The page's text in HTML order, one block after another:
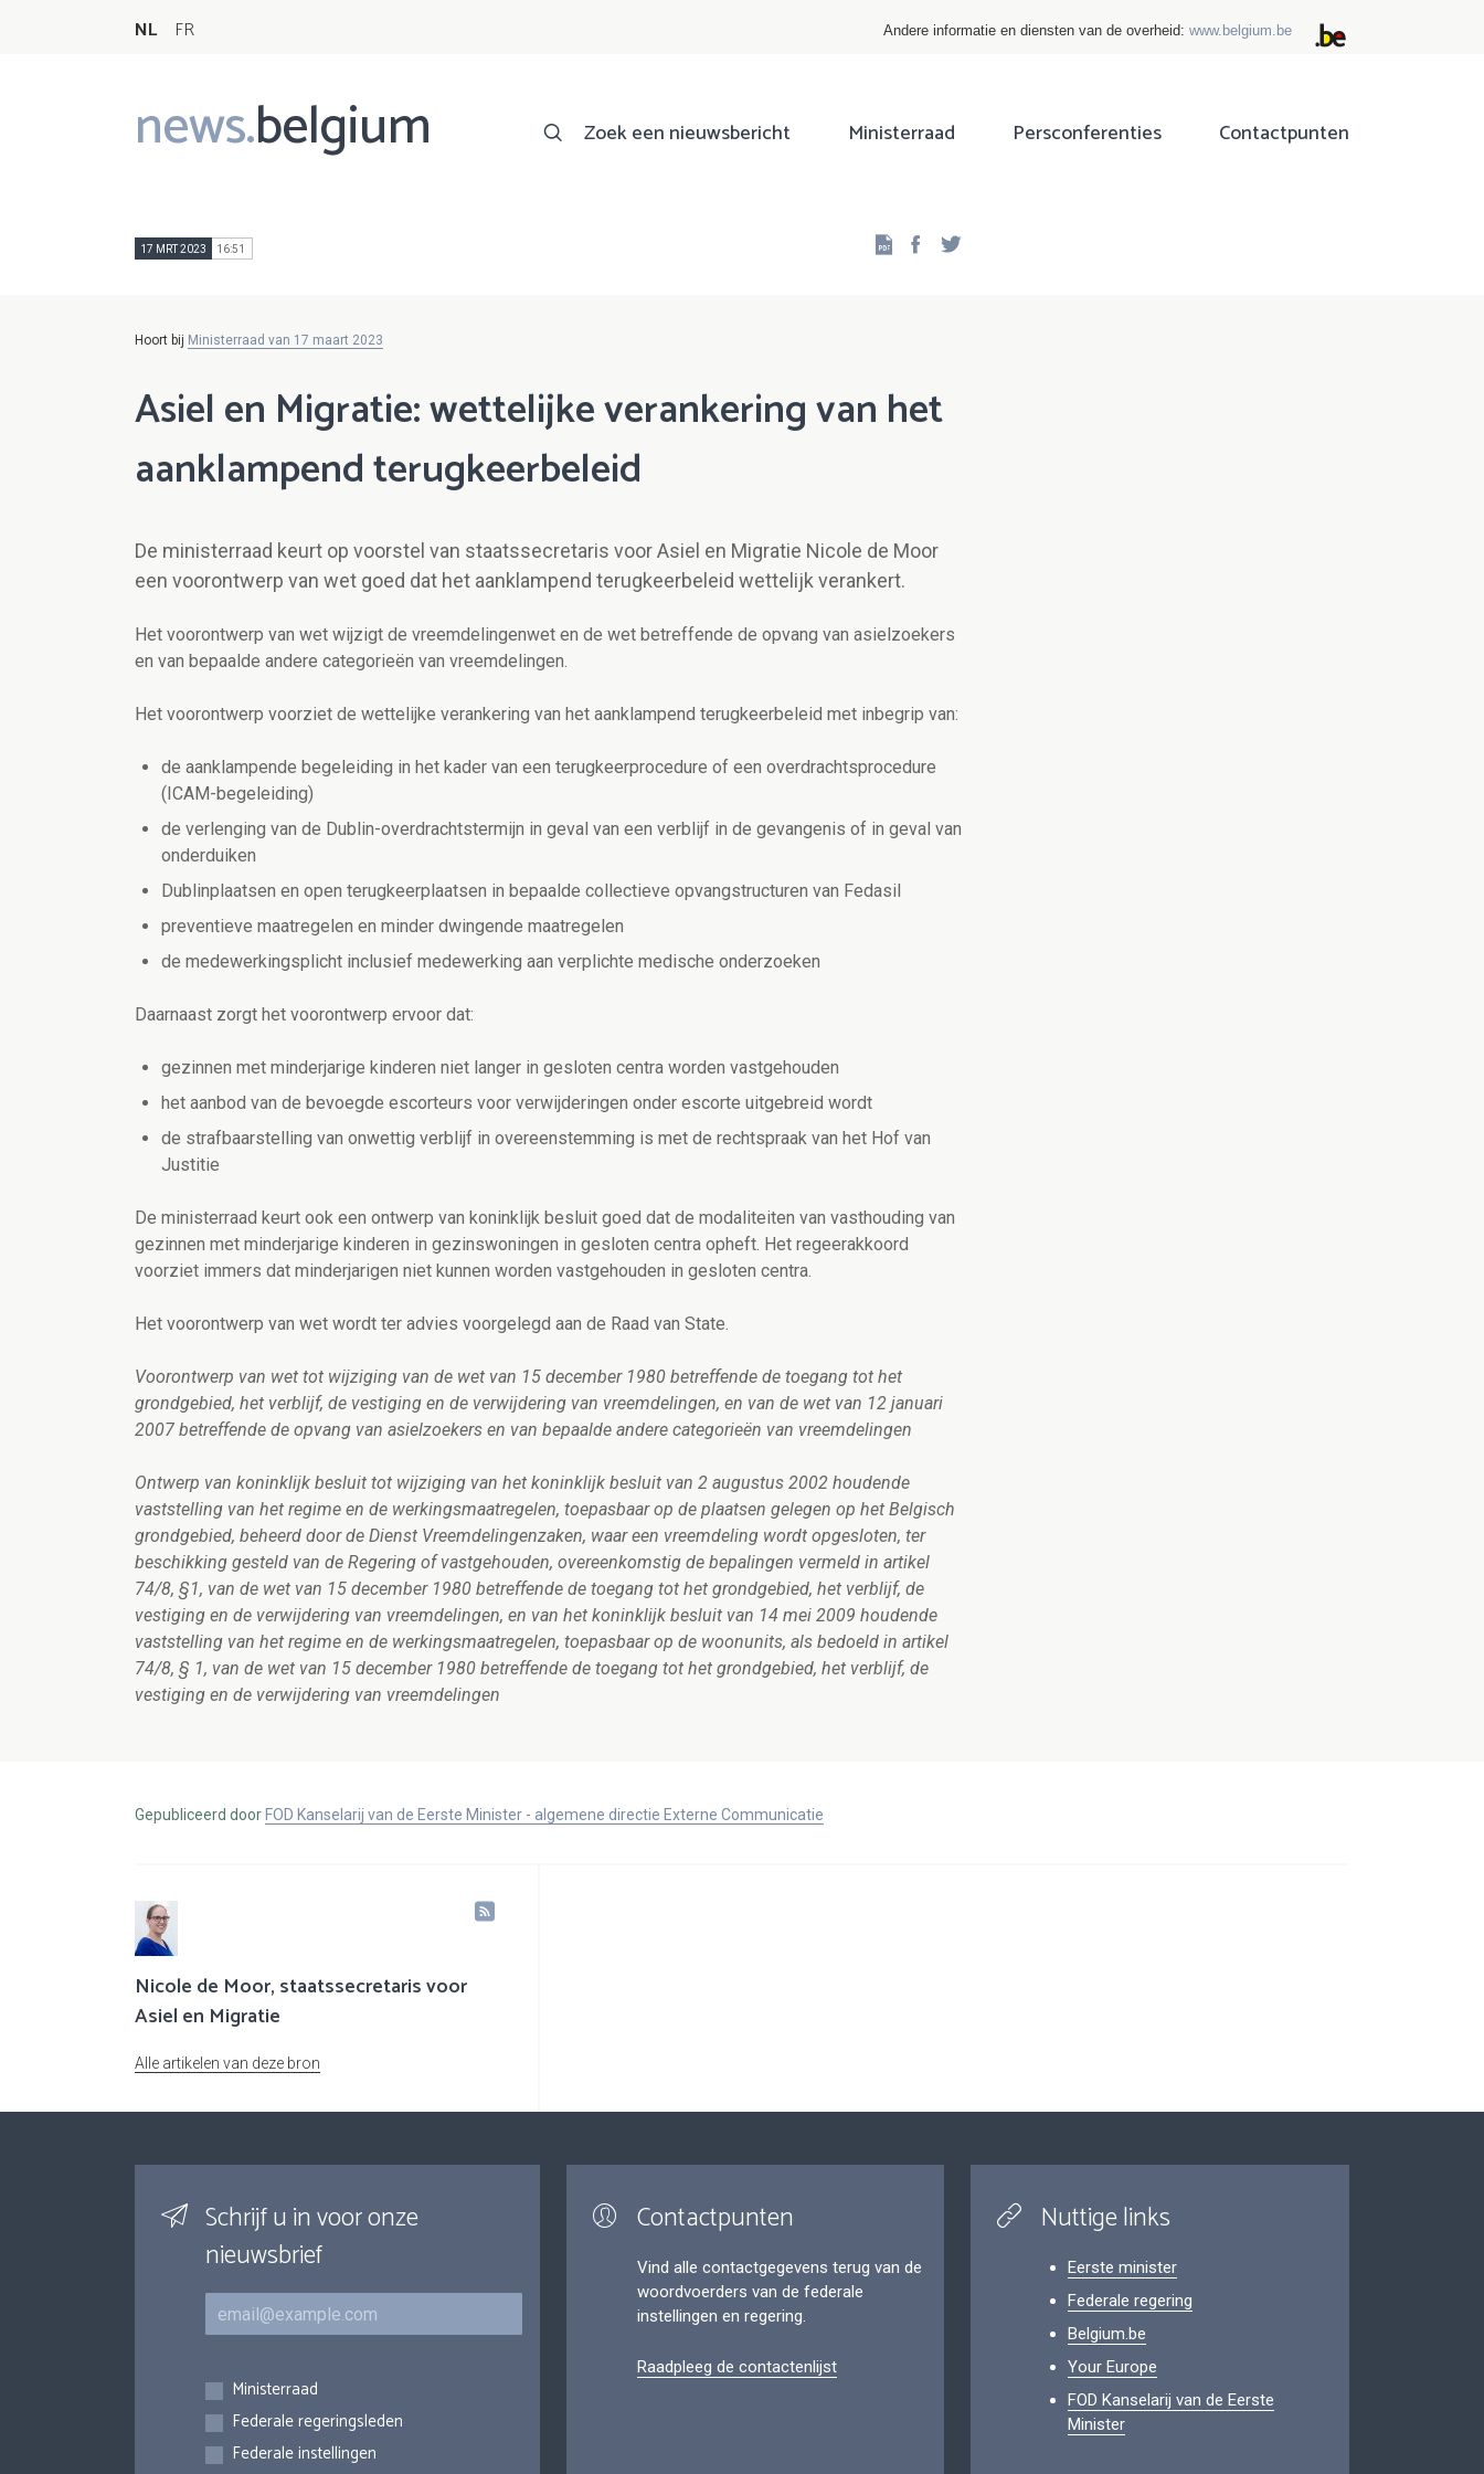
NL FR Andere informatie en diensten van de overheid: www.belgium.be
news.belgium
Main
navigation
Zoek een nieuwsbericht Ministerraad Persconferenties Contactpunten
17 MRT 2023 16:51 Facebook
Hoort bij Ministerraad van 17 maart 2023
Asiel en Migratie: wettelijke verankering van het
aanklampend terugkeerbeleid
De ministerraad keurt op voorstel van staatssecretaris voor Asiel en Migratie Nicole de Moor
een voorontwerp van wet goed dat het aanklampend terugkeerbeleid wettelijk verankert.
Het voorontwerp van wet wijzigt de vreemdelingenwet en de wet betreffende de opvang van asielzoekers
en van bepaalde andere categorieën van vreemdelingen.
Het voorontwerp voorziet de wettelijke verankering van het aanklampend terugkeerbeleid met inbegrip van:
de aanklampende begeleiding in het kader van een terugkeerprocedure of een overdrachtsprocedure
(ICAM-begeleiding)
de verlenging van de Dublin-overdrachtstermijn in geval van een verblijf in de gevangenis of in geval van
onderduiken
Dublinplaatsen en open terugkeerplaatsen in bepaalde collectieve opvangstructuren van Fedasil
preventieve maatregelen en minder dwingende maatregelen
de medewerkingsplicht inclusief medewerking aan verplichte medische onderzoeken
Daarnaast zorgt het voorontwerp ervoor dat:
gezinnen met minderjarige kinderen niet langer in gesloten centra worden vastgehouden
het aanbod van de bevoegde escorteurs voor verwijderingen onder escorte uitgebreid wordt
de strafbaarstelling van onwettig verblijf in overeenstemming is met de rechtspraak van het Hof van
Justitie
De ministerraad keurt ook een ontwerp van koninklijk besluit goed dat de modaliteiten van vasthouding van
gezinnen met minderjarige kinderen in gezinswoningen in gesloten centra opheft. Het regeerakkoord
voorziet immers dat minderjarigen niet kunnen worden vastgehouden in gesloten centra.
Het voorontwerp van wet wordt ter advies voorgelegd aan de Raad van State.
Voorontwerp van wet tot wijziging van de wet van 15 december 1980 betreffende de toegang tot het
grondgebied, het verblijf, de vestiging en de verwijdering van vreemdelingen, en van de wet van 12 januari
2007 betreffende de opvang van asielzoekers en van bepaalde andere categorieën van vreemdelingen
Ontwerp van koninklijk besluit tot wijziging van het koninklijk besluit van 2 augustus 2002 houdende
vaststelling van het regime en de werkingsmaatregelen, toepasbaar op de plaatsen gelegen op het Belgisch
grondgebied, beheerd door de Dienst Vreemdelingenzaken, waar een vreemdeling wordt opgesloten, ter
beschikking gesteld van de Regering of vastgehouden, overeenkomstig de bepalingen vermeld in artikel
74/8, §1, van de wet van 15 december 1980 betreffende de toegang tot het grondgebied, het verblijf, de
vestiging en de verwijdering van vreemdelingen, en van het koninklijk besluit van 14 mei 2009 houdende
vaststelling van het regime en de werkingsmaatregelen, toepasbaar op de woonunits, als bedoeld in artikel
74/8, § 1, van de wet van 15 december 1980 betreffende de toegang tot het grondgebied, het verblijf, de
vestiging en de verwijdering van vreemdelingen
Gepubliceerd door FOD Kanselarij van de Eerste Minister - algemene directie Externe Communicatie
Nicole de Moor, staatssecretaris voor
Asiel en Migratie
Alle artikelen van deze bron
Schrijf u in voor onze
nieuwsbrief
E-mail
Inschrijvingen
Ministerraad
Federale regeringsleden
Federale instellingen
Contactpunten
Vind alle contactgegevens terug van de
woordvoerders van de federale
instellingen en regering.
Raadpleeg de contactenlijst
Nuttige links
Eerste minister
Federale regering
Belgium.be
Your Europe
FOD Kanselarij van de Eerste
Minister